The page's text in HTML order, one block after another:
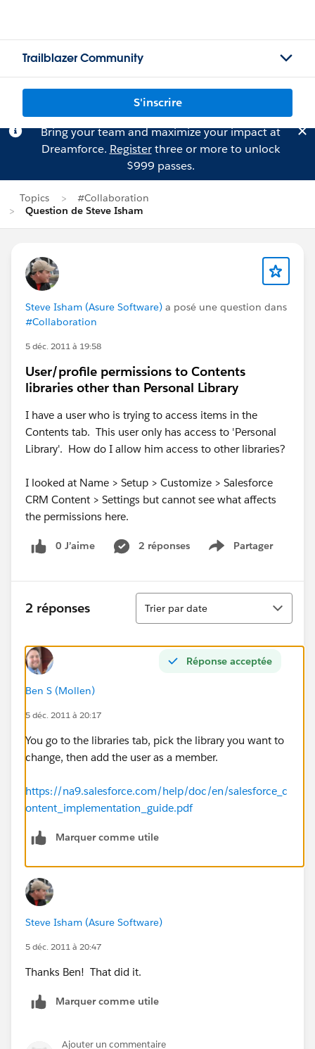
Trailblazer Community
S'inscrire
Bring your team and maximize your impact at
Dreamforce. Registerthree or more to unlock
$999 passes.
Topics
#Collaboration
Question de Steve Isham
Steve Isham (Asure Software) a posé une question dans
#Collaboration
5 déc. 2011 à 19:58
User/profile permissions to Contents
libraries other than Personal Library
I have a user who is trying to access items in the
Contents tab. This user only has access to 'Personal
Library'. How do I allow him access to other libraries?
I looked at Name > Setup > Customize > Salesforce
CRM Content > Settings but cannot see what affects
the permissions here.
0 J’aime 2 réponses Partager
Show menu
2 réponses
Tri
Trier par date
Réponse acceptée
Ben S (Mollen)
5 déc. 2011 à 20:17
You go to the libraries tab, pick the library you want to
change, then add the user as a member.
https://na9.salesforce.com/help/doc/en/salesforce_c
ontent_implementation_guide.pdf
Marquer comme utile
Steve Isham (Asure Software)
5 déc. 2011 à 20:47
Thanks Ben! That did it.
Marquer comme utile
Ajouter un commentaire